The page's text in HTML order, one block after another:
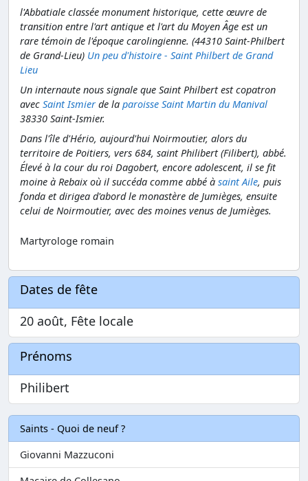
l'Abbatiale classée monument historique, cette œuvre de
transition entre l'art antique et l'art du Moyen Âge est un
rare témoin de l'époque carolingienne. (44310 Saint-Philbert
de Grand-Lieu) Un peu d'histoire - Saint Philbert de Grand
Lieu
Un internaute nous signale que Saint Philbert est copatron
avec Saint Ismier de la paroisse Saint Martin du Manival
38330 Saint-Ismier.
Dans l'île d'Hério, aujourd'hui Noirmoutier, alors du
territoire de Poitiers, vers 684, saint Philibert (Filibert), abbé.
Élevé à la cour du roi Dagobert, encore adolescent, il se fit
moine à Rebaix où il succéda comme abbé à saint Aile, puis
fonda et dirigea d'abord le monastère de Jumièges, ensuite
celui de Noirmoutier, avec des moines venus de Jumièges.
Martyrologe romain
Dates de fête
20 août, Fête locale
Prénoms
Philibert
Saints - Quoi de neuf ?
Giovanni Mazzuconi